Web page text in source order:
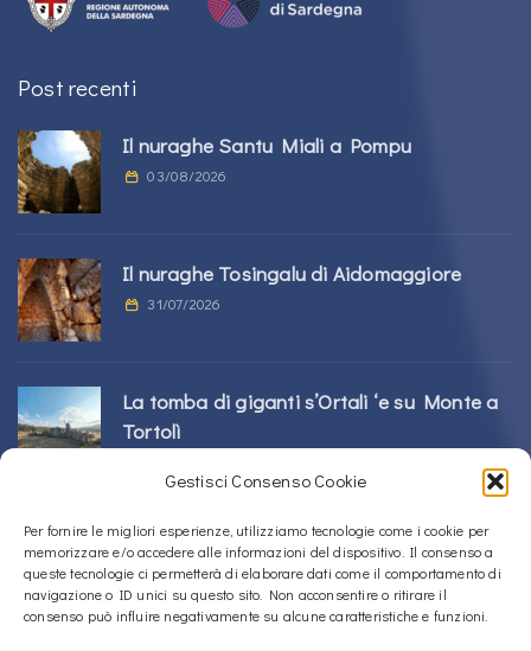
Gestisci Consenso Cookie
Per fornire le migliori esperienze, utilizziamo tecnologie come i cookie per
memorizzare e/o accedere alle informazioni del dispositivo. Il consenso a
queste tecnologie ci permetterà di elaborare dati come il comportamento di
navigazione o ID unici su questo sito. Non acconsentire o ritirare il
consenso può influire negativamente su alcune caratteristiche e funzioni.
Post recenti
Il nuraghe Santu Miali a Pompu
03/08/2026
Il nuraghe Tosingalu di Aidomaggiore
31/07/2026
La tomba di giganti s’Ortali ‘e su Monte a
Tortolì
Il nuraghe Perdu Cossu a Norbello
16/07/2026